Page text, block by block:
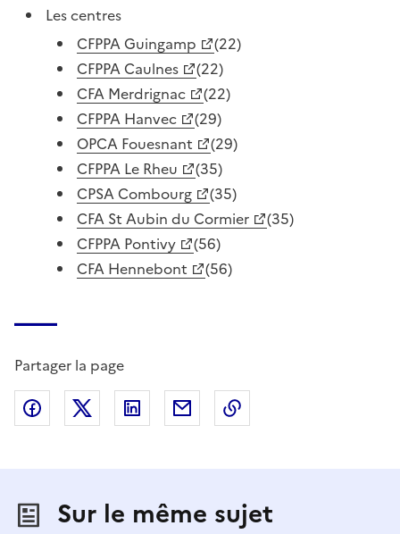
Les centres
CFPPA Guingamp
(22)
CFPPA Caulnes
(22)
CFA Merdrignac
(22)
CFPPA Hanvec
(29)
OPCA Fouesnant
(29)
CFPPA Le Rheu
(35)
CPSA Combourg
(35)
CFA St Aubin du Cormier
(35)
CFPPA Pontivy
(56)
CFA Hennebont
(56)
Partager la page
Partager sur Facebook
Partager sur X (anciennement Twitter)
Partager sur LinkedIn
Partager par email
Sur le même sujet